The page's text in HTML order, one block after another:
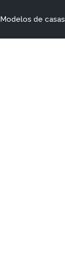
Modelos de casas